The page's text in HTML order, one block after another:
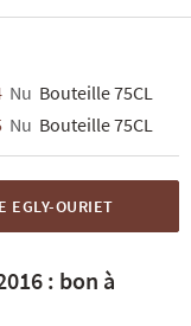
Nu Bouteille 75CL
Nu Bouteille 75CL
EGLY-OURIET
: bon à